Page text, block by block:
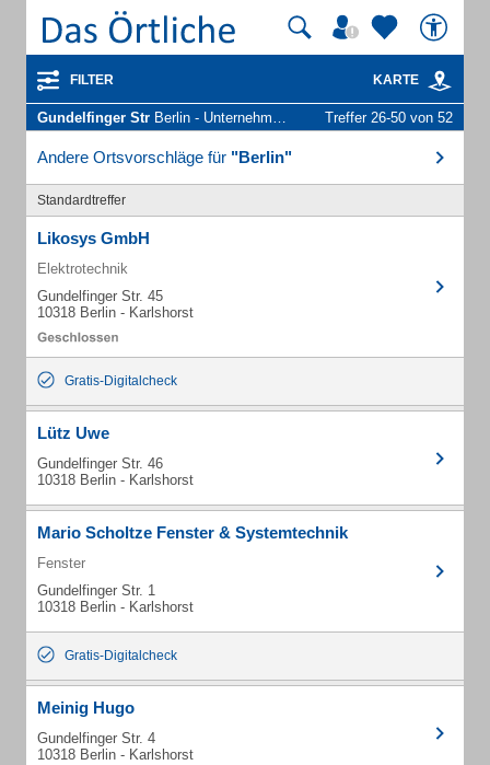
FILTER KARTE
Gundelfinger Str Berlin - Unternehmen und Personen Treffer 26-50 von 52
Andere Ortsvorschläge für "Berlin"
Standardtreffer
Likosys GmbH
Elektrotechnik
Gundelfinger Str. 45
10318 Berlin - Karlshorst
Gratis-Digitalcheck
Lütz Uwe
Gundelfinger Str. 46
10318 Berlin - Karlshorst
Mario Scholtze Fenster & Systemtechnik
Fenster
Gundelfinger Str. 1
10318 Berlin - Karlshorst
Gratis-Digitalcheck
Meinig Hugo
Gundelfinger Str. 4
10318 Berlin - Karlshorst